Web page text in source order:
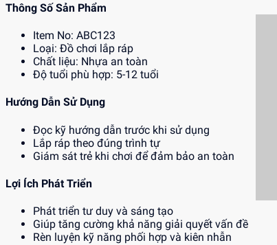
Thông Số Sản Phẩm
Item No: ABC123
Loại: Đồ chơi lắp ráp
Chất liệu: Nhựa an toàn
Độ tuổi phù hợp: 5-12 tuổi
Hướng Dẫn Sử Dụng
Đọc kỹ hướng dẫn trước khi sử dụng
Lắp ráp theo đúng trình tự
Giám sát trẻ khi chơi để đảm bảo an toàn
Lợi Ích Phát Triển
Phát triển tư duy và sáng tạo
Giúp tăng cường khả năng giải quyết vấn đề
Rèn luyện kỹ năng phối hợp và kiên nhẫn